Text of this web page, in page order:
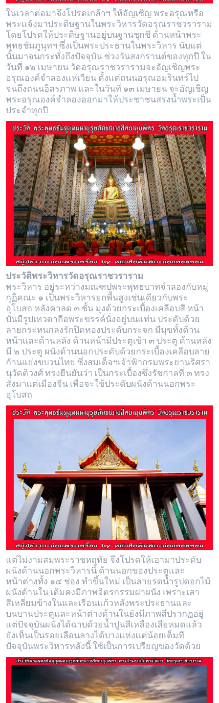
ในเวลาต่อมาจึงโปรดเกล้าฯ ให้อัญเชิญ พระอรุณหรือ
พระแจ้งมาประดิษฐานในพระวิหารวัดอรุณราชวราราม
โดยโปรดให้ประดิษฐานอยู่บนฐานชุกชี ด้านหน้าพระ
พุทธชัมภูนุทฯ ซึ่งเป็นพระประธานในพระวิหาร นับแต่
นั้นมาจนกระทั่งถึงปัจจุบัน ช่วงวันสงกรานต์ของทุกปี ใน
วันที่ ๑๒ เมษายน วัดอรุณราชวรารามจะอัญเชิญพระ
อรุณองค์จำลองแห่เวียน ตั้งแต่ถนนอรุณอมรินทร์ไป
จนถึงถนนอิสรภาพ และในวันที่ ๑๓ เมษายน จะอัญเชิญ
พระอรุณองค์จำลองออกมาให้ประชาชนสรงน้ำพระเป็น
ประจำทุกปี
ประวัติพระวิหารวัดอรุณราชวราราม
พระวิหาร อยู่ระหว่างมณฑปพระพุทธบาทจำลองกับหมู่
กุฏิคณะ ๑ เป็นพระวิหารยกพื้นสูงเช่นเดียวกับพระ
อุโบสถ หลังคาลด ๓ ชั้น มุงด้วยกระเบื้องเคลือบสี หน้า
บันมีรูปเทวดาถือพระขรรค์นั่งอยู่บนแท่น ประดับด้วย
ลายกระหนกลงรักปิดทองประดับกระจก มีมุขทั้งด้าน
หน้าและด้านหลัง ด้านหน้ามีประตูเข้า ๓ ประตู ด้านหลัง
มี ๒ ประตู ผนังด้านนอกประดับด้วยกระเบื้องเคลือบลาย
ก้านแย่งขบวนไทย ซึ่งสมเด็จฯเจ้าฟ้ากรมพระยานริศรา
นุวัดติวงศ์ ทรงยืนยันว่า เป็นกระเบื้องซึ่งรัชกาลที่ ๓ ทรง
สั่งมาแต่เมืองจีน เพื่อจะใช้ประดับผนังด้านนอกพระ
อุโบสถ
แต่ไม่งามสมพระราชหฤทัย จึงโปรดให้เอามาประดับ
ผนังด้านนอกพระวิหารนี้ ด้านนอกของประตูและ
หน้าต่างทั้ง ๑๔ ช่อง ทำขึ้นใหม่ เป็นลายรดน้ำรูปดอกไม้
ผนังด้านใน เดิมคงมีภาพจิตรกรรมฝาผนัง เพราะเสา
สี่เหลี่ยมข้างในและเรือนแก้วหลังพระประธานและ
บนบานประตูและหน้าต่างด้านในยังมีภาพสีปรากฏอยู่
แต่ปัจจุบันผนังได้ฉาบด้วยน้ำปูนสีเหลืองเสียหมดแล้ว
ยังเห็นเป็นรอยเลือนลางได้บางแห่งแต่น้อยเต็มที
ปัจจุบันพระวิหารหลังนี้ ใช้เป็นการเปรียญของวัดด้วย